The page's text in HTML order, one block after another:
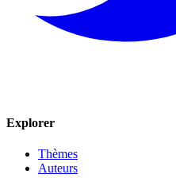
Explorer
Thèmes
Auteurs